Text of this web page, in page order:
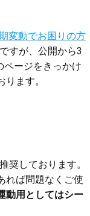
変動でお困りの方
すが、公開から3
ページをきっかけ
ます。
奨しております。
れば問題なくご使
動用としてはシー